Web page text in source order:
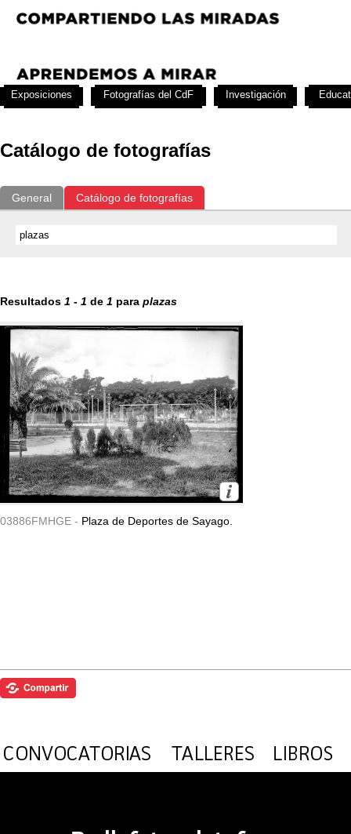
Catálogo de fotografías
General Catálogo de fotografías
Resultados 1 - 1 de 1 para plazas
03886FMHGE - Plaza de Deportes de Sayago.
Exposiciones Fotografías del CdF Investigación